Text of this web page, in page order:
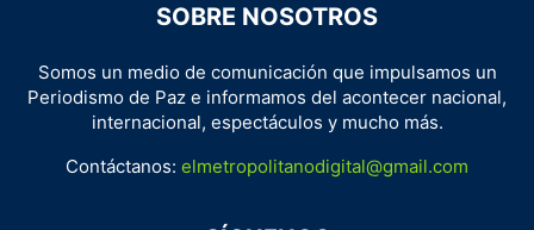
SOBRE NOSOTROS
Somos un medio de comunicación que impulsamos un
Periodismo de Paz e informamos del acontecer nacional,
internacional, espectáculos y mucho más.
Contáctanos: elmetropolitanodigital@gmail.com